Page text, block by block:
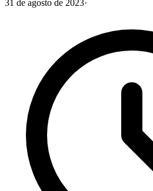
31 de agosto de 2023·